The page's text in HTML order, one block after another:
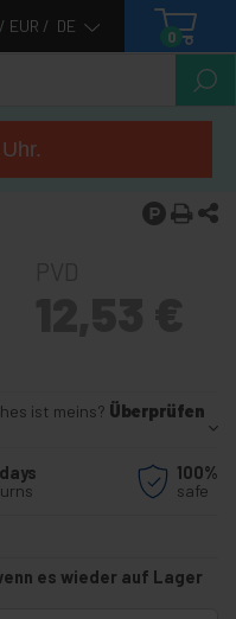
/ EUR / DE
0
ist meins? Überprüfen
100%
safe
es wieder auf Lager